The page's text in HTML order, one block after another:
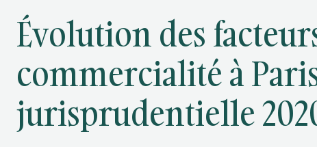
Évolution des
commercialité à
jurisprudentielle